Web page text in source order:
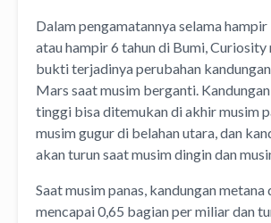
Dalam pengamatannya selama
atau hampir 6 tahun di Bumi, Curiosity
bukti terjadinya perubahan
Mars saat musim berganti.
tinggi bisa ditemukan di akhir musim
musim gugur di belahan utara, dan
akan turun saat musim dingin dan
Saat musim panas, kandungan
mencapai 0,65 bagian per miliar dan